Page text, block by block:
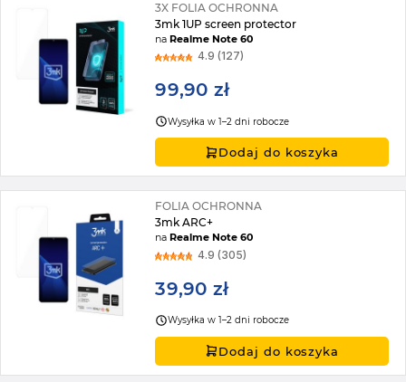
3X FOLIA OCHRONNA
3mk 1UP screen protector
naRealme Note 60
4.9 (127)
99,90 zł
Wysyłka w 1–2 dni robocze
Dodaj do koszyka
FOLIA OCHRONNA
3mk ARC+
naRealme Note 60
4.9 (305)
39,90 zł
Wysyłka w 1–2 dni robocze
Dodaj do koszyka